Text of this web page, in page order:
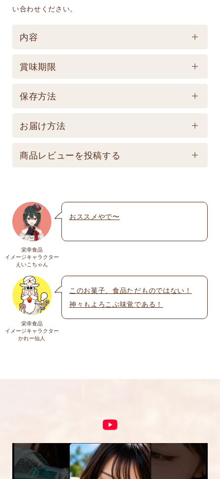
い合わせください。
内容
ケース／入数
賞味期限
賞味期限
お届け商品とは異なります。】
保存方法
保存方法
保存は避けてください。
お届け方法
配送方法
発送となります。 ☆画像はイメージとなり変更にな
る為現物を優先してください。 ※人気商品の為、急
遽完売になります。ご容赦下さい。
送料
送料についての詳細はこちら
商品レビューを投稿する
名前 ※
メール※
上に表示された文字を入力してください。
5段階評価をつけてください
★
★★
★★★
★★★★
★★★★★
栄幸食品
イメージキャラクター
えいこちゃん
おススメやで〜
栄幸食品
イメージキャラクター
かれー仙人
このお菓子、食品ただものではない！
神々もよろこぶ味覚である！